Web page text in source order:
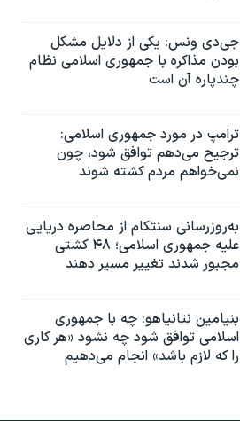
جی‌دی ونس: یکی از دلایل مشکل
بودن مذاکره با جمهوری اسلامی نظام
چندپاره آن است
ترامپ در مورد جمهوری اسلامی:
ترجیح می‌دهم توافق شود، چون
نمی‌خواهم مردم کشته شوند
به‌روزرسانی سنتکام از محاصره دریایی
علیه جمهوری اسلامی؛ ۴۸ کشتی
مجبور شدند تغییر مسیر دهند
بنیامین نتانیاهو: چه با جمهوری
اسلامی توافق شود چه نشود «هر کاری
را که لازم باشد» انجام می‌دهیم